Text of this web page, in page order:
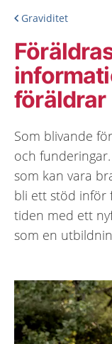
Graviditet
föräldrar
Som blivande
och
som kan vara
bli ett stöd inför
tiden med ett
som en